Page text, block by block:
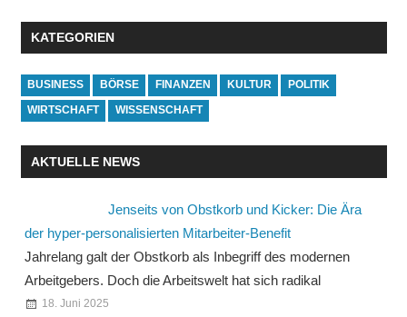
KATEGORIEN
BUSINESS BÖRSE FINANZEN KULTUR POLITIK
WIRTSCHAFT WISSENSCHAFT
AKTUELLE NEWS
Jenseits von Obstkorb und Kicker: Die Ära
der hyper-personalisierten Mitarbeiter-Benefit
Jahrelang galt der Obstkorb als Inbegriff des modernen
Arbeitgebers. Doch die Arbeitswelt hat sich radikal
18. Juni 2025